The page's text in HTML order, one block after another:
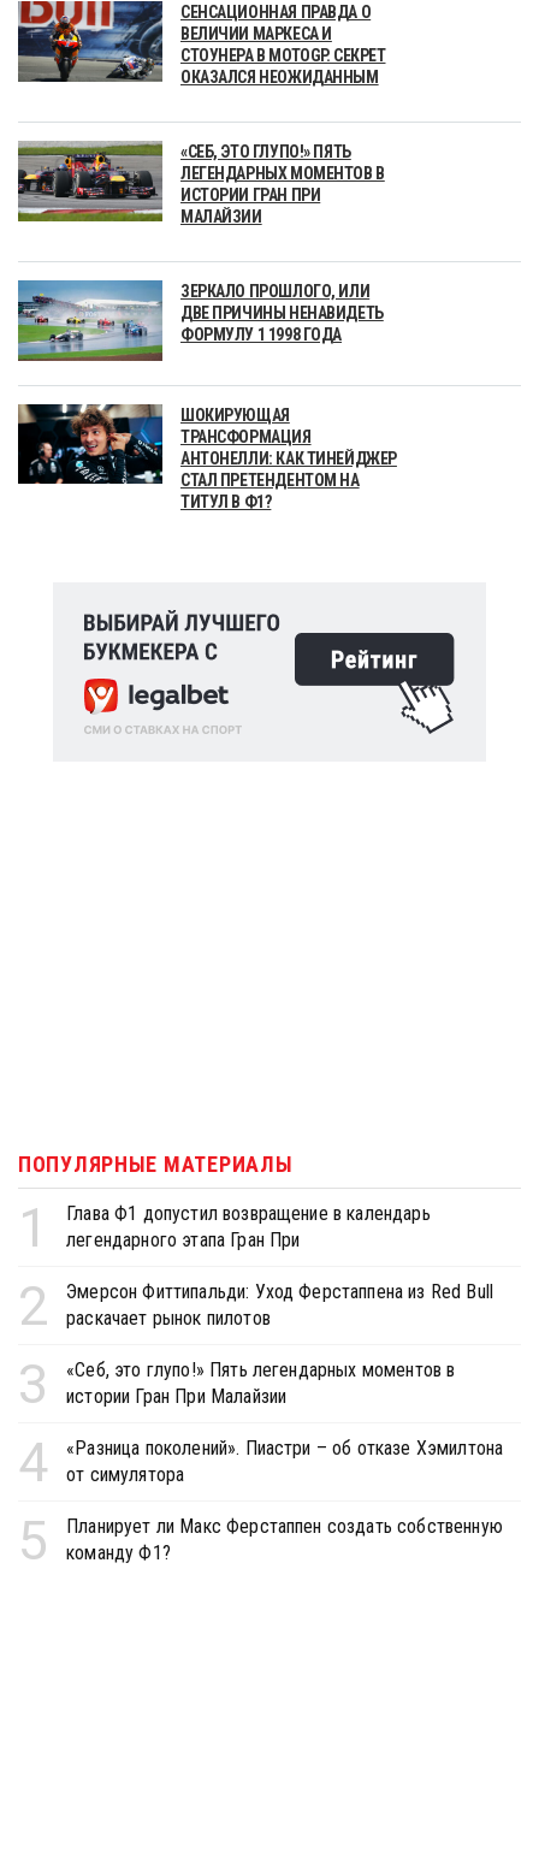
СЕНСАЦИОННАЯ ПРАВДА О
ВЕЛИЧИИ МАРКЕСА И
СТОУНЕРА В MOTOGP. СЕКРЕТ
ОКАЗАЛСЯ НЕОЖИДАННЫМ
«СЕБ, ЭТО ГЛУПО!» ПЯТЬ
ЛЕГЕНДАРНЫХ МОМЕНТОВ В
ИСТОРИИ ГРАН ПРИ
МАЛАЙЗИИ
ЗЕРКАЛО ПРОШЛОГО, ИЛИ
ДВЕ ПРИЧИНЫ НЕНАВИДЕТЬ
ФОРМУЛУ 1 1998 ГОДА
ШОКИРУЮЩАЯ
ТРАНСФОРМАЦИЯ
АНТОНЕЛЛИ: КАК ТИНЕЙДЖЕР
СТАЛ ПРЕТЕНДЕНТОМ НА
ТИТУЛ В Ф1?
ПОПУЛЯРНЫЕ МАТЕРИАЛЫ
1
Глава Ф1 допустил возвращение в календарь
легендарного этапа Гран При
2
Эмерсон Фиттипальди: Уход Ферстаппена из Red Bull
раскачает рынок пилотов
3
«Себ, это глупо!» Пять легендарных моментов в
истории Гран При Малайзии
4
«Разница поколений». Пиастри – об отказе Хэмилтона
от симулятора
5
Планирует ли Макс Ферстаппен создать собственную
команду Ф1?